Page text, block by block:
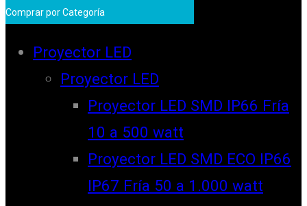
Comprar por Categoría
Proyector LED
Proyector LED
Proyector LED SMD IP66 Fría
10 a 500 watt
Proyector LED SMD ECO IP66
IP67 Fría 50 a 1.000 watt